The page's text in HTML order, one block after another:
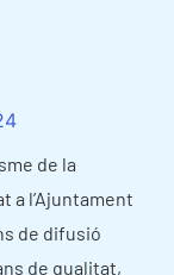
de la
a l’Ajuntament
de difusió
de qualitat,